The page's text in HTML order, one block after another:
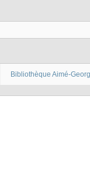
Bibliothèque Aimé-